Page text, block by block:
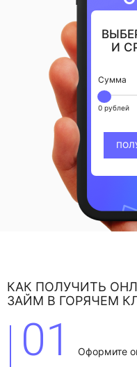
И
Сумма
0 рублей
КАК ПОЛУЧИТЬ
ЗАЙМ В ГОРЯЧЕМ
01 Оформите